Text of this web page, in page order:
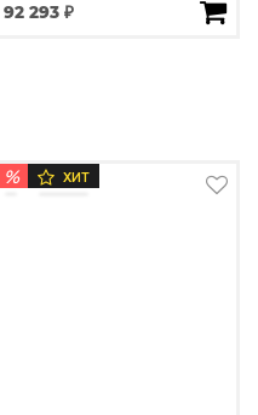
92 293 ₽
% ХИТ